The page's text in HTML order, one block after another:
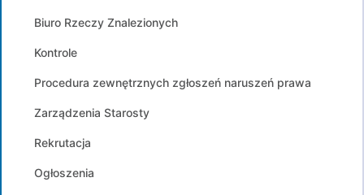
Biuro Rzeczy Znalezionych
Kontrole
Procedura zewnętrznych zgłoszeń naruszeń prawa
Zarządzenia Starosty
Rekrutacja
Ogłoszenia